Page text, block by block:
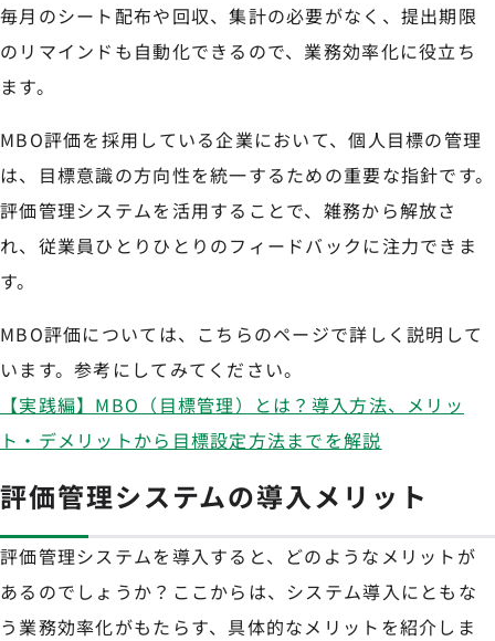
毎月のシート配布や回収、集計の必要がなく、提出期限
のリマインドも自動化できるので、業務効率化に役立ち
ます。
MBO評価を採用している企業において、個人目標の管理
は、目標意識の方向性を統一するための重要な指針です。
評価管理システムを活用することで、雑務から解放さ
れ、従業員ひとりひとりのフィードバックに注力できま
す。
MBO評価については、こちらのページで詳しく説明して
います。参考にしてみてください。
【実践編】MBO（目標管理）とは？導入方法、メリッ
ト・デメリットから目標設定方法までを解説
評価管理システムの導入メリット
評価管理システムを導入すると、どのようなメリットが
あるのでしょうか？ここからは、システム導入にともな
う業務効率化がもたらす、具体的なメリットを紹介しま